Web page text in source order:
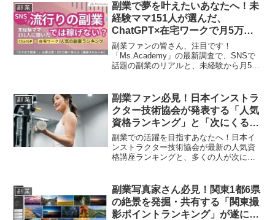
副 業
副業で夢を叶えたいあなたへ！未
経験ママ151人が選んだ、
ChatGPT×在宅ワークで月5万円
を稼ぐ推し活副業ランキング発
表！
副業ファンの皆さん、注目です！
「Ms.Academy」の最新調査で、SNSで
話題の副業のリアルと、未経験から月5万
の推し活のように、副業も成功に導く具
体的な職種とステップを、期待を込めて
ご紹介します！
副 業
副業ファン必見！日本インストラ
クター技術協会が発表する「人気
資格ランキング」と「次にくる資
格」であなたのスキルアップを応
援！
副業での活躍を目指すあなたへ！日本イ
ンストラクター技術協会が最新の人気資
格講座ランキングと、多くの人が次に取
たまた新しい趣味から副収入を得る道ま
で、あなたの「推し資格」を見つけて、
スキルアップの夢を叶えましょう！
副 業
副業写真家さん必見！関東1都6県
の絶景を発掘・共有する「関東撮
影ポイントランキング」が遂にオ